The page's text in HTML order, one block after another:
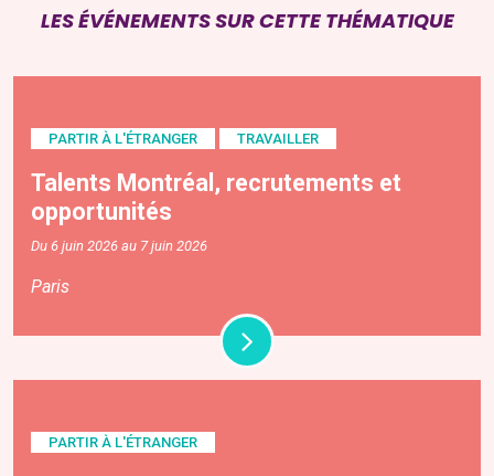
LES ÉVÉNEMENTS SUR CETTE THÉMATIQUE
PARTIR À L'ÉTRANGER TRAVAILLER
Talents Montréal, recrutements et
opportunités
Du 6 juin 2026 au 7 juin 2026
Paris
PARTIR À L'ÉTRANGER